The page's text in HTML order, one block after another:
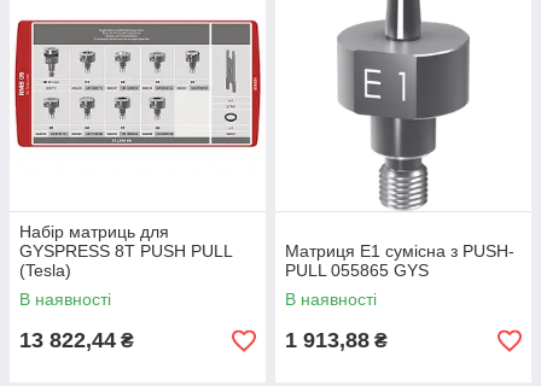
Набір матриць для
GYSPRESS 8T PUSH PULL
(Tesla)
В наявності
13 822,44 ₴
Матриця E1 сумісна з PUSH-
PULL 055865 GYS
В наявності
1 913,88 ₴